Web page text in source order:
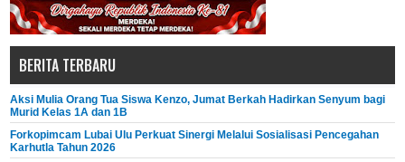
BERITA TERBARU
Aksi Mulia Orang Tua Siswa Kenzo, Jumat Berkah Hadirkan Senyum bagi
Murid Kelas 1A dan 1B
Forkopimcam Lubai Ulu Perkuat Sinergi Melalui Sosialisasi Pencegahan
Karhutla Tahun 2026